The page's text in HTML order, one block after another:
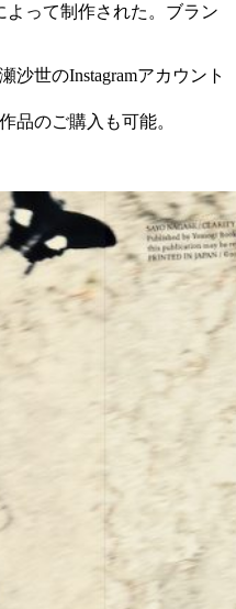
よって制作された。ブラン
沙世のInstagramアカウント
品のご購入も可能。